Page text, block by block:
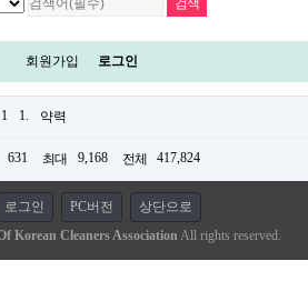
회원가입 로그인
1 1. 약력
631 최대 9,168 전체 417,824
로그인 PC버전
상단으로
Korean Cleaners Association All rights reserved.